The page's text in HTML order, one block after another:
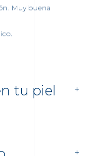
Muy buena
tu piel